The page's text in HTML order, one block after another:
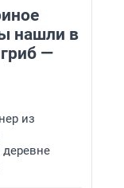
нашли в
—
из